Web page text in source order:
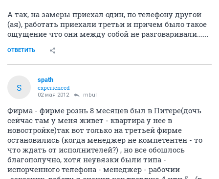
А так, на замеры приехал один, по телефону другой
(ая), работать приехали третьи и причем было такое
ощущение что они между собой не разговаривали......
ОТВЕТИТЬ
S
spath
experienced
02 мая 2012 mbul
Фирма - фирме рознь 8 месяцев был в Питере(дочь
сейчас там у меня живет - квартира у нее в
новостройке)так вот только на третьей фирме
остановились (когда менеджер не компетентен - то
что ждать от исполнителей?) , но все обошлось
благополучно, хотя неувязки были типа -
испорченного телефона - менеджер - рабочии